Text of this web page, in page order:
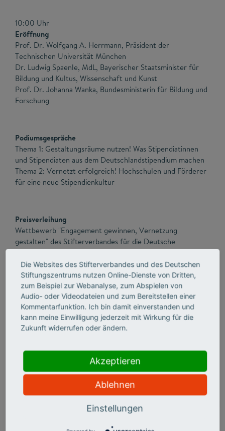
10:00 Uhr
Eröffnung
Prof. Dr. Wolfgang A. Herrmann, Präsident der
Technischen Universität München
Dr. Ludwig Spaenle, MdL, Bayerischer Staatsminister für
Bildung und Kultus, Wissenschaft und Kunst
Prof. Dr. Johanna Wanka, Bundesministerin für Bildung und
Forschung
Podiumsgespräche
Thema 1: Gestaltungsräume nutzen! Was Stipendiatinnen
und Stipendiaten aus dem Deutschlandstipendium machen
Thema 2: Vernetzt erfolgreich! Hochschulen und Förderer
für eine neue Stipendienkultur
Preisverleihung
Wettbewerb "Engagement gewinnen, Vernetzung
gestalten" des Stifterverbandes für die Deutsche
Wissenschaft
12:45 Uhr
Gemeinsamer Imbiss
Die Websites des Stifterverbandes und des Deutschen
Stiftungszentrums nutzen Online-Dienste von Dritten,
zum Beispiel zur Webanalyse, zum Abspielen von
Audio- oder Videodateien und zum Bereitstellen einer
Kommentarfunktion. Ich bin damit einverstanden und
kann meine Einwilligung jederzeit mit Wirkung für die
Zukunft widerrufen oder ändern.
Akzeptieren
Ablehnen
Einstellungen